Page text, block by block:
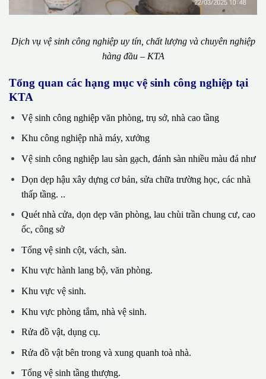
Dịch vụ vệ sinh công nghiệp uy tín, chất lượng và chuyên nghiệp
hàng đầu – KTA
Tổng quan các hạng mục vệ sinh công nghiệp tại
KTA
Vệ sinh công nghiệp văn phòng, trụ sở, nhà cao tầng
Khu công nghiệp nhà máy, xưởng
Vệ sinh công nghiệp lau sàn gạch, đánh sàn nhiều màu đá như
Dọn dẹp hậu xây dựng cơ bản, sửa chữa trường học, các nhà
thấp tầng. ..
Quét nhà cửa, dọn dẹp văn phòng, lau chùi trần chung cư, cao
ốc, công sở
Tổng vệ sinh cột, vách, sàn.
Khu vực hành lang bộ, văn phòng.
Khu vực vệ sinh.
Khu vực phòng tắm, nhà vệ sinh.
Rửa đồ vật, dụng cụ.
Rửa đồ vật bên trong và xung quanh toà nhà.
Tổng vệ sinh tầng thượng.